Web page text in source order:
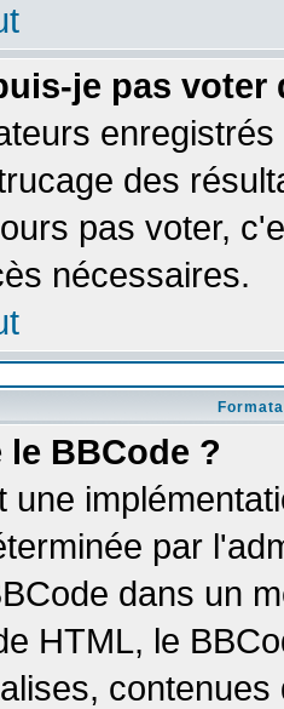
je pas voter
des
pas voter,
nécessaires.
BBCode ?
une
par
dans un
HTML, le